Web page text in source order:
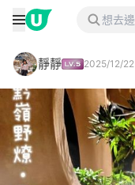
靜靜 2025/12/22